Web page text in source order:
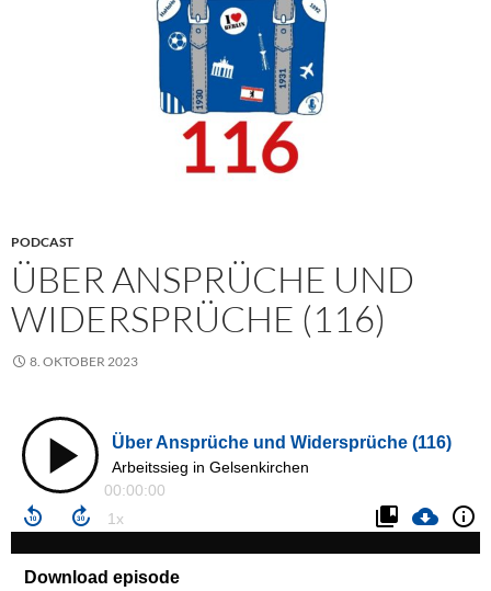
PODCAST
ÜBER ANSPRÜCHE UND
WIDERSPRÜCHE (116)
8. OKTOBER 2023